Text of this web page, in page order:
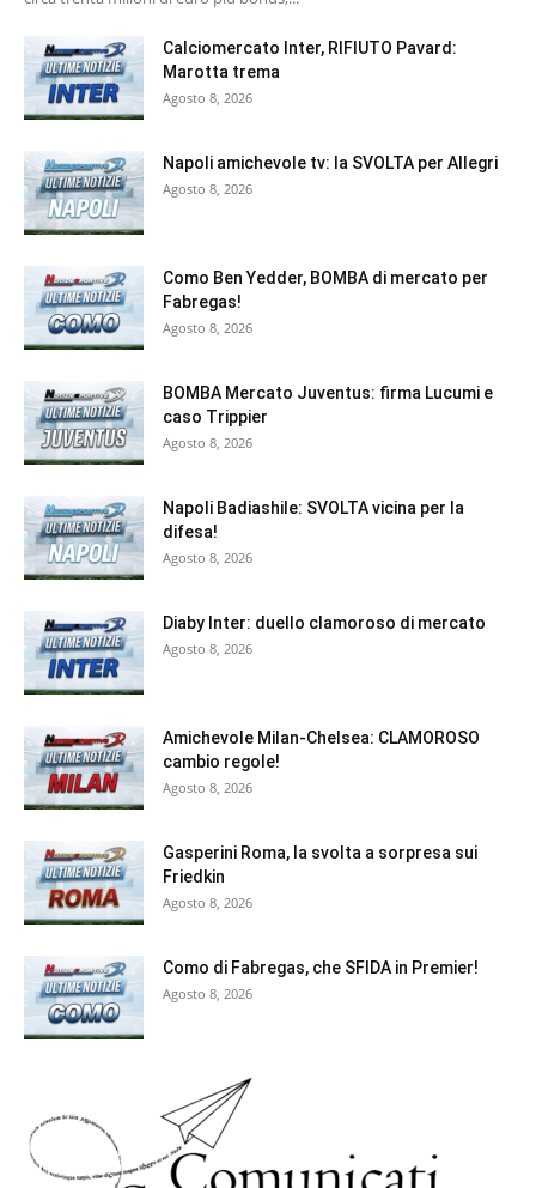
Calciomercato Inter, RIFIUTO Pavard:
Marotta trema
Agosto 8, 2026
Napoli amichevole tv: la SVOLTA per Allegri
Agosto 8, 2026
Como Ben Yedder, BOMBA di mercato per
Fabregas!
Agosto 8, 2026
BOMBA Mercato Juventus: firma Lucumi e
caso Trippier
Agosto 8, 2026
Napoli Badiashile: SVOLTA vicina per la
difesa!
Agosto 8, 2026
Diaby Inter: duello clamoroso di mercato
Agosto 8, 2026
Amichevole Milan-Chelsea: CLAMOROSO
cambio regole!
Agosto 8, 2026
Gasperini Roma, la svolta a sorpresa sui
Friedkin
Agosto 8, 2026
Como di Fabregas, che SFIDA in Premier!
Agosto 8, 2026